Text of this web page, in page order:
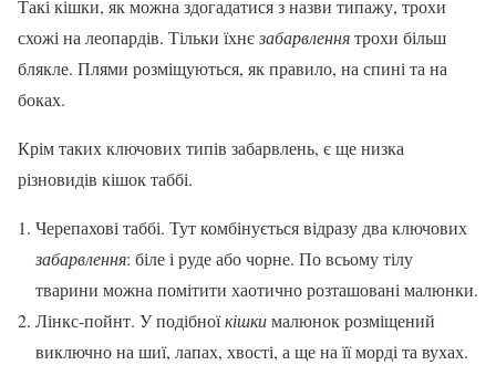
Такі кішки, як можна здогадатися з назви типажу, трохи
схожі на леопардів. Тільки їхнєзабарвленнятрохи більш
блякле. Плями розміщуються, як правило, на спині та на
боках.
Крім таких ключових типів забарвлень, є ще низка
різновидів кішок таббі.
Черепахові таббі. Тут комбінується відразу два ключових
забарвлення: біле і руде або чорне. По всьому тілу
тварини можна помітити хаотично розташовані малюнки.
Лінкс-пойнт. У подібноїкішкималюнок розміщений
виключно на шиї, лапах, хвості, а ще на її морді та вухах.